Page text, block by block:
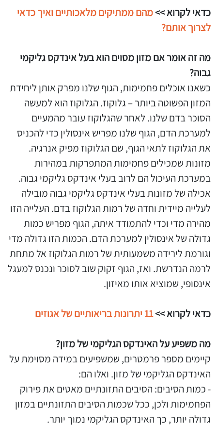
כדאי לקרוא >>מהם ממתיקים מלאכותיים ואיך כדאי
לצרוך אותם?
מה זה אומר אם מזון מסוים הוא בעל אינדקס גליקמי
גבוה?
כשאנו אוכלים פחמימות, הגוף שלנו מפרק אותן ליחידת
המזון הפשוטה ביותר – גלוקוז. הגלוקוז הוא למעשה
הסוכר בדם שלנו. לאחר שהגלוקוז עובר מהמעיים
למערכת הדם, הגוף שלנו מפריש אינסולין כדי להכניס
את הגלוקוז לתאי הגוף, שם הגלוקוז מפיק אנרגיה.
מזונות שמכילים פחמימות המתפרקות במהירות
במערכת העיכול הם לרוב בעלי אינדקס גליקמי גבוה.
אכילה של מזונות בעלי אינדקס גליקמי גבוה מובילה
לעלייה מיידית וחדה של רמות הגלוקוז בדם. העלייה הזו
מהירה מדי וכדי להתמודד איתה, הגוף מפריש כמות
גדולה של אינסולין למערכת הדם. הכמות הזו גדולה מדי
וגורמת לירידה משמעותית של רמות הגלוקוז אל מתחת
לרמה הנדרשת. ואז, הגוף זקוק שוב לסוכר ונכנס למעגל
אינסופי, שמוציא אותו מאיזון.
כדאי לקרוא >>11 יתרונות בריאותיים של אגוזים
מה משפיע על האינדקס הגליקמי של מזון?
קיימים מספר פרמטרים, שמשפיעים במידה מסוימת על
האינדקס הגליקמי של מזון. ואלו הם:
- כמות הסיבים: הסיבים התזונתיים מאטים את פירוק
הפחמימות ולכן, ככל שכמות הסיבים התזונתיים במזון
גדולה יותר, כך האינדקס הגליקמי נמוך יותר.